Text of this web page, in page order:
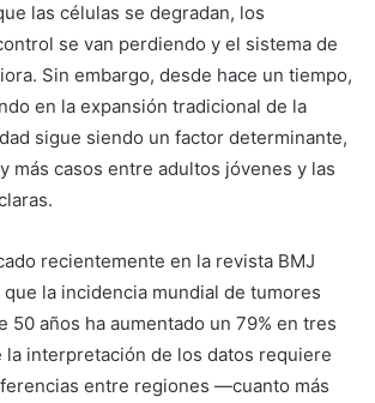
las células se degradan, los
se van perdiendo y el sistema de
Sin embargo, desde hace un tiempo,
en la expansión tradicional de la
sigue siendo un factor determinante,
más casos entre adultos jóvenes y las
recientemente en la revista BMJ
la incidencia mundial de tumores
50 años ha aumentado un 79% en tres
la interpretación de los datos requiere
entre regiones —cuanto más